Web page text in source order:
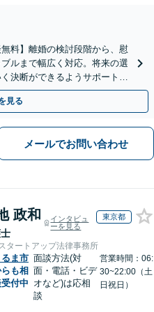
料】離婚の検討段階から、慰
ルまで幅広く対応。将来の選
決断ができるようサポートい
見る
メールでお問い合わせ
政和
インタビュ
ーを見る
東京都
タートアップ法律事務所
るま市
も相
付中
面談方法(対
面・電話・ビデ
オなど)は応相
談
営業時間：06:
30~22:00（土
日祝日）